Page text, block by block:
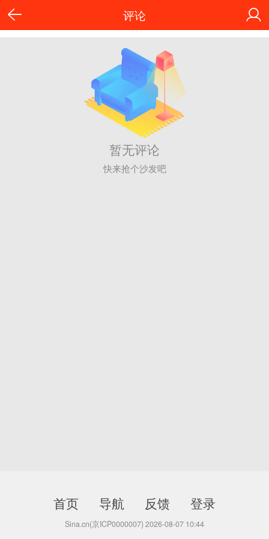
评论
暂无评论
快来抢个沙发吧
首页 导航 反馈 登录
Sina.cn(京ICP0000007) 2026-08-07 10:44